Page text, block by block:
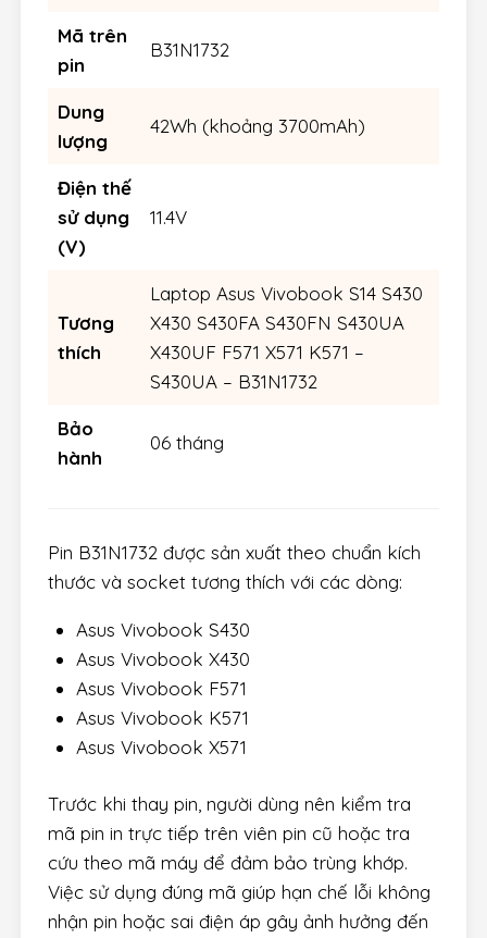
Mã trên
pin
B31N1732
Dung
lượng
42Wh (khoảng 3700mAh)
Điện thế
sử dụng
(V)
11.4V
Tương
thích
Laptop Asus Vivobook S14 S430
X430 S430FA S430FN S430UA
X430UF F571 X571 K571 –
S430UA – B31N1732
Bảo
hành
06 tháng
Pin B31N1732 được sản xuất theo chuẩn kích
thước và socket tương thích với các dòng:
Asus Vivobook S430
Asus Vivobook X430
Asus Vivobook F571
Asus Vivobook K571
Asus Vivobook X571
Trước khi thay pin, người dùng nên kiểm tra
mã pin in trực tiếp trên viên pin cũ hoặc tra
cứu theo mã máy để đảm bảo trùng khớp.
Việc sử dụng đúng mã giúp hạn chế lỗi không
nhận pin hoặc sai điện áp gây ảnh hưởng đến